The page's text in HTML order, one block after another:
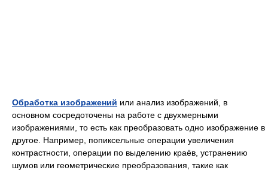
Обработка изображений или анализ изображений, в
основном сосредоточены на работе с двухмерными
изображениями, то есть как преобразовать одно изображение в
другое. Например, попиксельные операции увеличения
контрастности, операции по выделению краёв, устранению
шумов или геометрические преобразования, такие как